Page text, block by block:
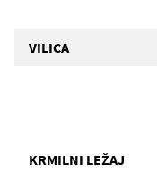
VILICA
KRMILNI LEŽAJ